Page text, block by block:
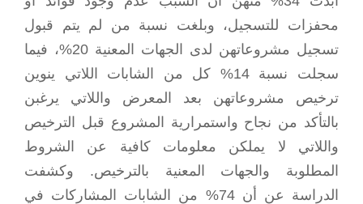
محفزات للتسجيل، وبلغت نسبة من لم يتم قبول
تسجيل مشروعاتهن لدى الجهات المعنية 20%، فيما
سجلت نسبة 14% كل من الشابات اللاتي ينوين
ترخيص مشروعاتهن بعد المعرض واللاتي يرغبن
بالتأكد من نجاح واستمرارية المشروع قبل الترخيص
واللاتي لا يملكن معلومات كافية عن الشروط
المطلوبة والجهات المعنية بالترخيص. وكشفت
الدراسة عن أن 74% من الشابات المشاركات في